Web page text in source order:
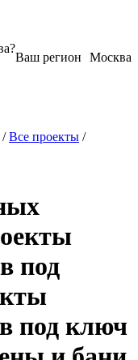
Москва
Ваш регион
?
/Все проекты /
под
под ключ